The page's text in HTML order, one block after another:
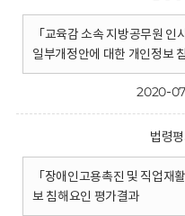
「교육감 소속 지방공무원 인
일부개정안에 대한 개인정보
2020-
법령
「장애인고용촉진 및 직업재
보 침해요인 평가결과